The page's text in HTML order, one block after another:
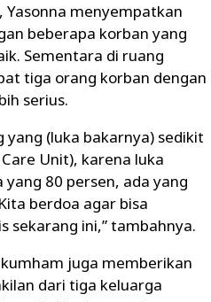
Yasonna menyempatkan
beberapa korban yang
Sementara di ruang
tiga orang korban dengan
serius.
yang (luka bakarnya) sedikit
Unit), karena luka
80 persen, ada yang
berdoa agar bisa
sekarang ini,” tambahnya.
juga memberikan
dari tiga keluarga